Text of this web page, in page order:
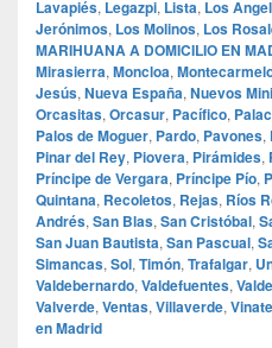
Lavapiés, Legazpi, Lista, Los
Jerónimos, Los Molinos, Los
MARIHUANA A DOMICILIO EN
Mirasierra, Moncloa,
Jesús, Nueva España, Nuevos
Orcasitas, Orcasur, Pacífico,
Palos de Moguer, Pardo, Pavones,
Pinar del Rey, Piovera, Pirámides,
Príncipe de Vergara, Príncipe Pío,
Quintana, Recoletos, Rejas, Ríos
Andrés, San Blas, San Cristóbal,
San Juan Bautista, San Pascual,
Simancas, Sol, Timón, Trafalgar,
Valdebernardo, Valdefuentes,
Valverde, Ventas, Villaverde,
en Madrid